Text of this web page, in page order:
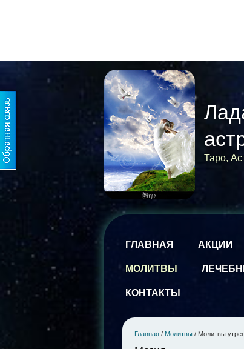
Таро,
ГЛАВНАЯ АКЦИИ
МОЛИТВЫ
КОНТАКТЫ
Главная / Молитвы / Молитвы